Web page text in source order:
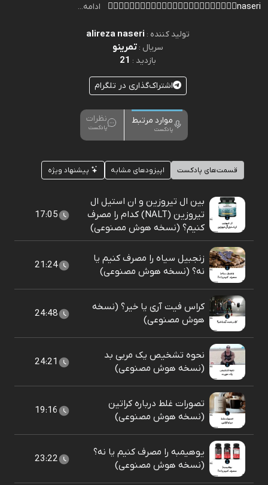
naseri👆🏻👆🏻👆🏻👆🏻👆🏻👆🏻👆🏻👆🏻👆🏻👆🏻👆🏻👆🏻⁠⁠⁠⁠⁠⁠
ادامه...
تولید کننده : alireza naseri
سریال :تمرینو
بازدید : 21
اشتراک‌گذاری در تلگرام
موارد مرتبط
پادکست
نظرات
پادکست
قسمت‌های پادکست اپیزودهای مشابه پیشنهاد ویژه
بین ال تیروزین و ان استیل ال
تیروزین (NALT) کدام را مصرف
کنیم؟ (نسخه هوش مصنوعی)
17:05
زنجبیل سیاه را مصرف کنیم یا
نه؟ (نسخه هوش مصنوعی)
21:24
کراس فیت آری یا خیر؟ (نسخه
هوش مصنوعی)
24:48
نحوه تشخیص یک مربی بد
(نسخه هوش مصنوعی)
24:21
تصورات غلط درباره کراتین
(نسخه هوش مصنوعی)
19:16
یوهیمبه را مصرف کنیم یا نه؟
(نسخه هوش مصنوعی)
23:22